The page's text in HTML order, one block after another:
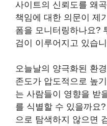
사이트의 신뢰도를 왜
책임에 대한 의문이 제
폼을 모니터링하나요?
검이 이루어지고 있습
오늘날의 양극화된 환
존도가 압도적으로 높
는 사람들이 영향을 받
를 식별할 수 있을까요
으로 탐색하지 않으면